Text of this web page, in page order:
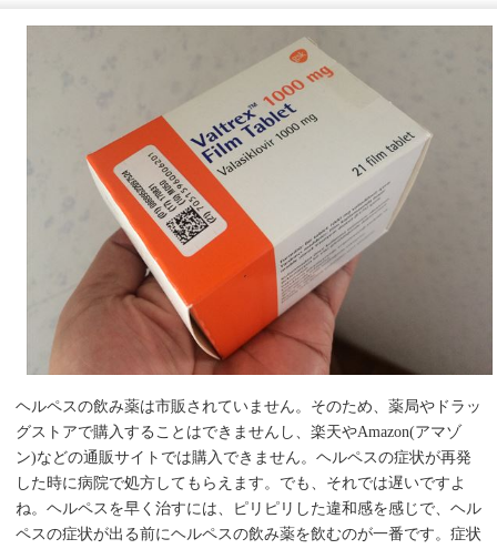
ヘルペスの飲み薬は市販されていません。そのため、薬局やドラッ
グストアで購入することはできませんし、楽天やAmazon(アマゾ
ン)などの通販サイトでは購入できません。ヘルペスの症状が再発
した時に病院で処方してもらえます。でも、それでは遅いですよ
ね。ヘルペスを早く治すには、ピリピリした違和感を感じで、ヘル
ペスの症状が出る前にヘルペスの飲み薬を飲むのが一番です。症状